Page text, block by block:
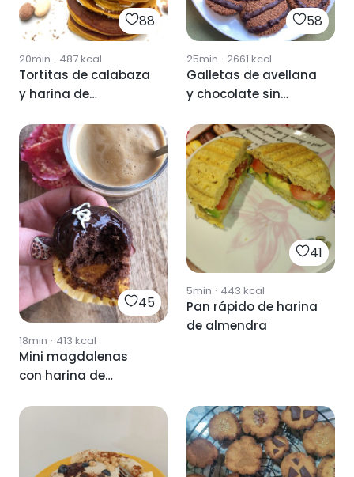
88
20min · 487kcal
Tortitas de calabaza
y harina de
58
25min · 2661 kcal
Galletas de avellana
y chocolate sin
mantequilla
45
18min · 413 kcal
Mini magdalenas
con harina de
41
5min · 443 kcal
Pan rápido de harina
de almendra